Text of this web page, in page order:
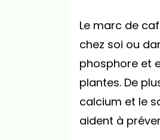
Le marc de
chez soi ou
phosphore et
plantes. De
calcium et le
aident à